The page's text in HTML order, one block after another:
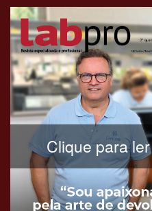
Clique para ler